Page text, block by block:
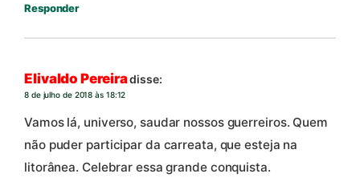
Responder
Elivaldo Pereiradisse:
8 de julho de 2018 às 18:12
Vamos lá, universo, saudar nossos guerreiros. Quem
não puder participar da carreata, que esteja na
litorânea. Celebrar essa grande conquista.